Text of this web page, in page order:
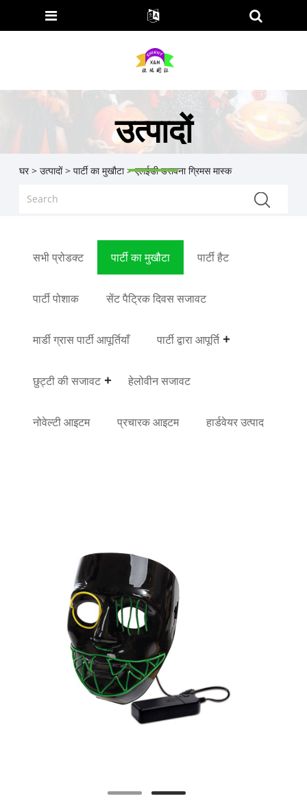
उत्पादों
घर > उत्पादों> पार्टी का मुखौटा> एलईडी डरावना ग्रिमस मास्क
सभी प्रोडक्ट पार्टी का मुखौटा पार्टी हैट
पार्टी पोशाक सेंट पैट्रिक दिवस सजावट
मार्डी ग्रास पार्टी आपूर्तियाँ पार्टी द्वारा आपूर्ति
छुट्टी की सजावट हेलोवीन सजावट
नोवेल्टी आइटम प्रचारक आइटम हार्डवेयर उत्पाद